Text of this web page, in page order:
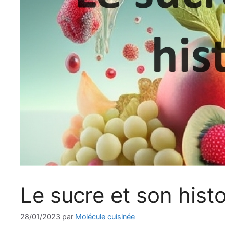
Le sucre et son
28/01/2023 par Molécule cuisinée